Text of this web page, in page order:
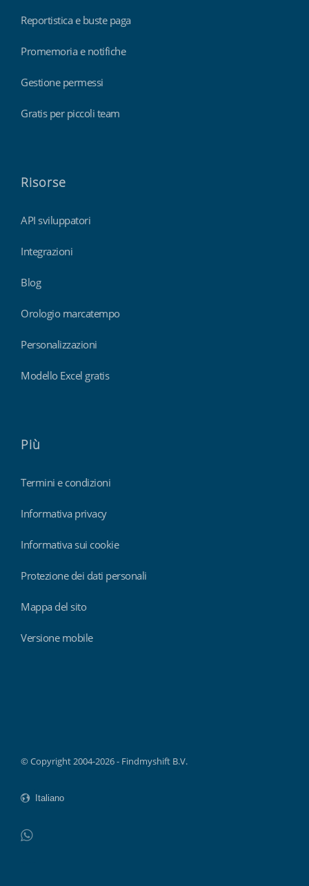
Reportistica e buste paga
Promemoria e notifiche
Gestione permessi
Gratis per piccoli team
Risorse
API sviluppatori
Integrazioni
Blog
Orologio marcatempo
Personalizzazioni
Modello Excel gratis
Più
Termini e condizioni
Informativa privacy
Informativa sui cookie
Protezione dei dati personali
Mappa del sito
Versione mobile
© Copyright 2004-2026 - Findmyshift B.V.